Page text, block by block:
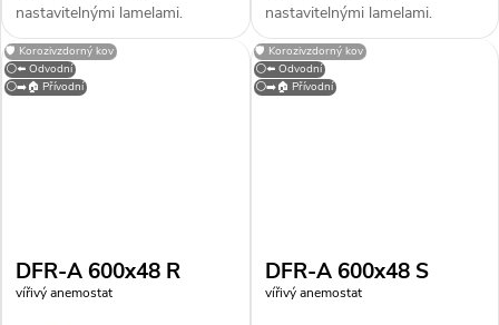
nastavitelnými lamelami.
Konstrukce Anemostaty jsou
vyrobeny z galvanizovaného
plechu opatřeného bílou
nastavitelnými lamelami.
Konstrukce Anemostaty jsou
vyrobeny z galvanizovaného
plechu opatřeného bílou
⚪⬅️ Odvodní
⚪➡️🏠 Přívodní
🛡️ Korozivzdorný kov
DFR-A 600x48 R
vířivý anemostat
⚪⬅️ Odvodní
⚪➡️🏠 Přívodní
🛡️ Korozivzdorný kov
DFR-A 600x48 S
vířivý anemostat